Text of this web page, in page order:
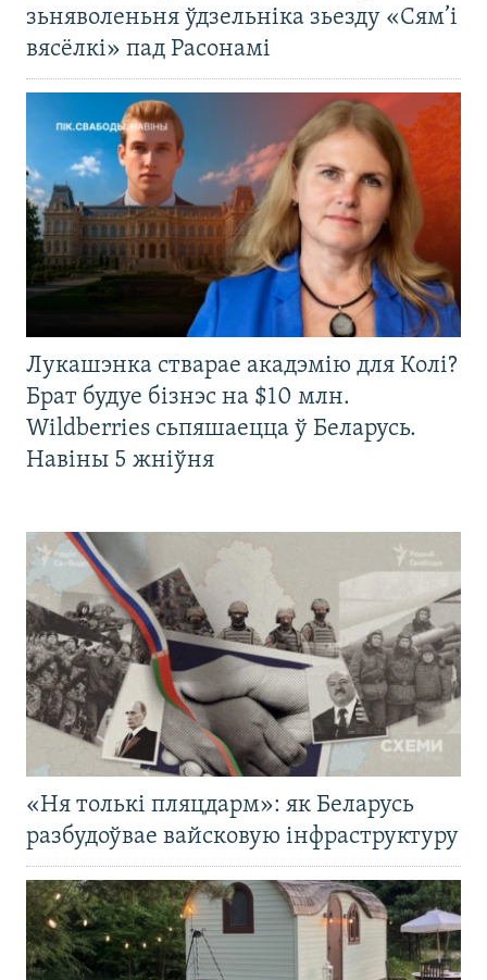
зьняволеньня ўдзельніка зьезду «Сям’і
вясёлкі» пад Расонамі
Лукашэнка стварае акадэмію для Колі?
Брат будуе бізнэс на $10 млн.
Wildberries сьпяшаецца ў Беларусь.
Навіны 5 жніўня
«Ня толькі пляцдарм»: як Беларусь
разбудоўвае вайсковую інфраструктуру